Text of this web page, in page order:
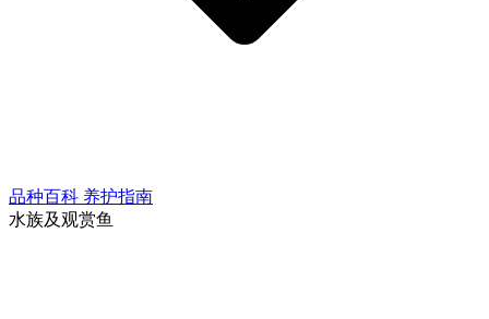
品种百科 养护指南
水族及观赏鱼